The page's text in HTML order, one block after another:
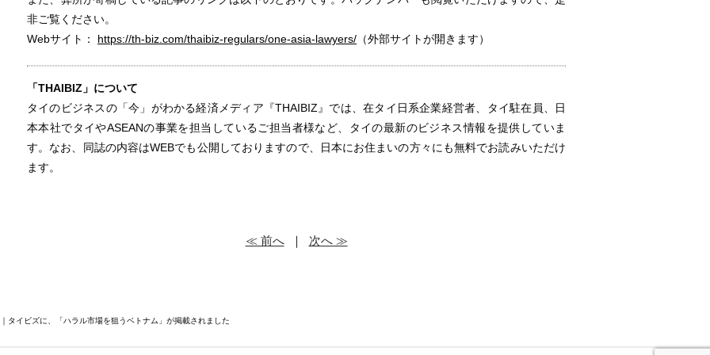
タイビズに、「ハラル市場を狙うベトナム」が掲載されました
非ご覧ください。
Webサイト： https://th-biz.com/thaibiz-regulars/one-asia-lawyers/ （外部サイトが開きます）
「THAIBIZ」について
タイのビジネスの「今」がわかる経済メディア『THAIBIZ』では、在タイ日系企業経営者、タイ駐在員、日
本本社でタイやASEANの事業を担当しているご担当者様など、タイの最新のビジネス情報を提供していま
す。なお、同誌の内容はWEBでも公開しておりますので、日本にお住まいの方々にも無料でお読みいただけ
ます。
≪ 前へ｜ 次へ ≫